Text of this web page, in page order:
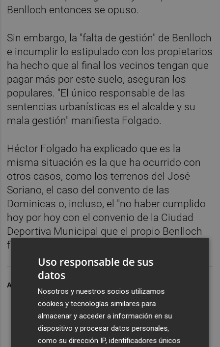
Benlloch entonces se opuso.
Sin embargo, la "falta de gestión" de Benlloch
e incumplir lo estipulado con los propietarios
ha hecho que al final los vecinos tengan que
pagar más por este suelo, aseguran los
populares. "El único responsable de las
sentencias urbanísticas es el alcalde y su
mala gestión" manifiesta Folgado.
Héctor Folgado ha explicado que es la
misma situación es la que ha ocurrido con
otros casos, como los terrenos del José
Soriano, el caso del convento de las
Dominicas o, incluso, el "no haber cumplido
hoy por hoy con el convenio de la Ciudad
Deportiva Municipal que el propio Benlloch
firmó" concluye el portavoz popular.
ARCHIVADO EN
Uso responsable de sus
datos
Nosotros y nuestros socios utilizamos
cookies y tecnologías similares para
almacenar y acceder a información en su
dispositivo y procesar datos personales,
como su dirección IP, identificadores únicos